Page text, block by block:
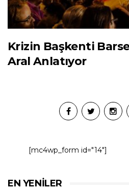
Krizin Başkenti
Aral Anlatıyor
[mc4wp_form id="14"]
EN YENILER